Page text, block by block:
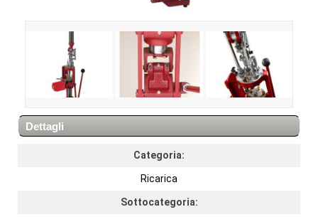
Dettagli
Categoria:
Ricarica
Sottocategoria: